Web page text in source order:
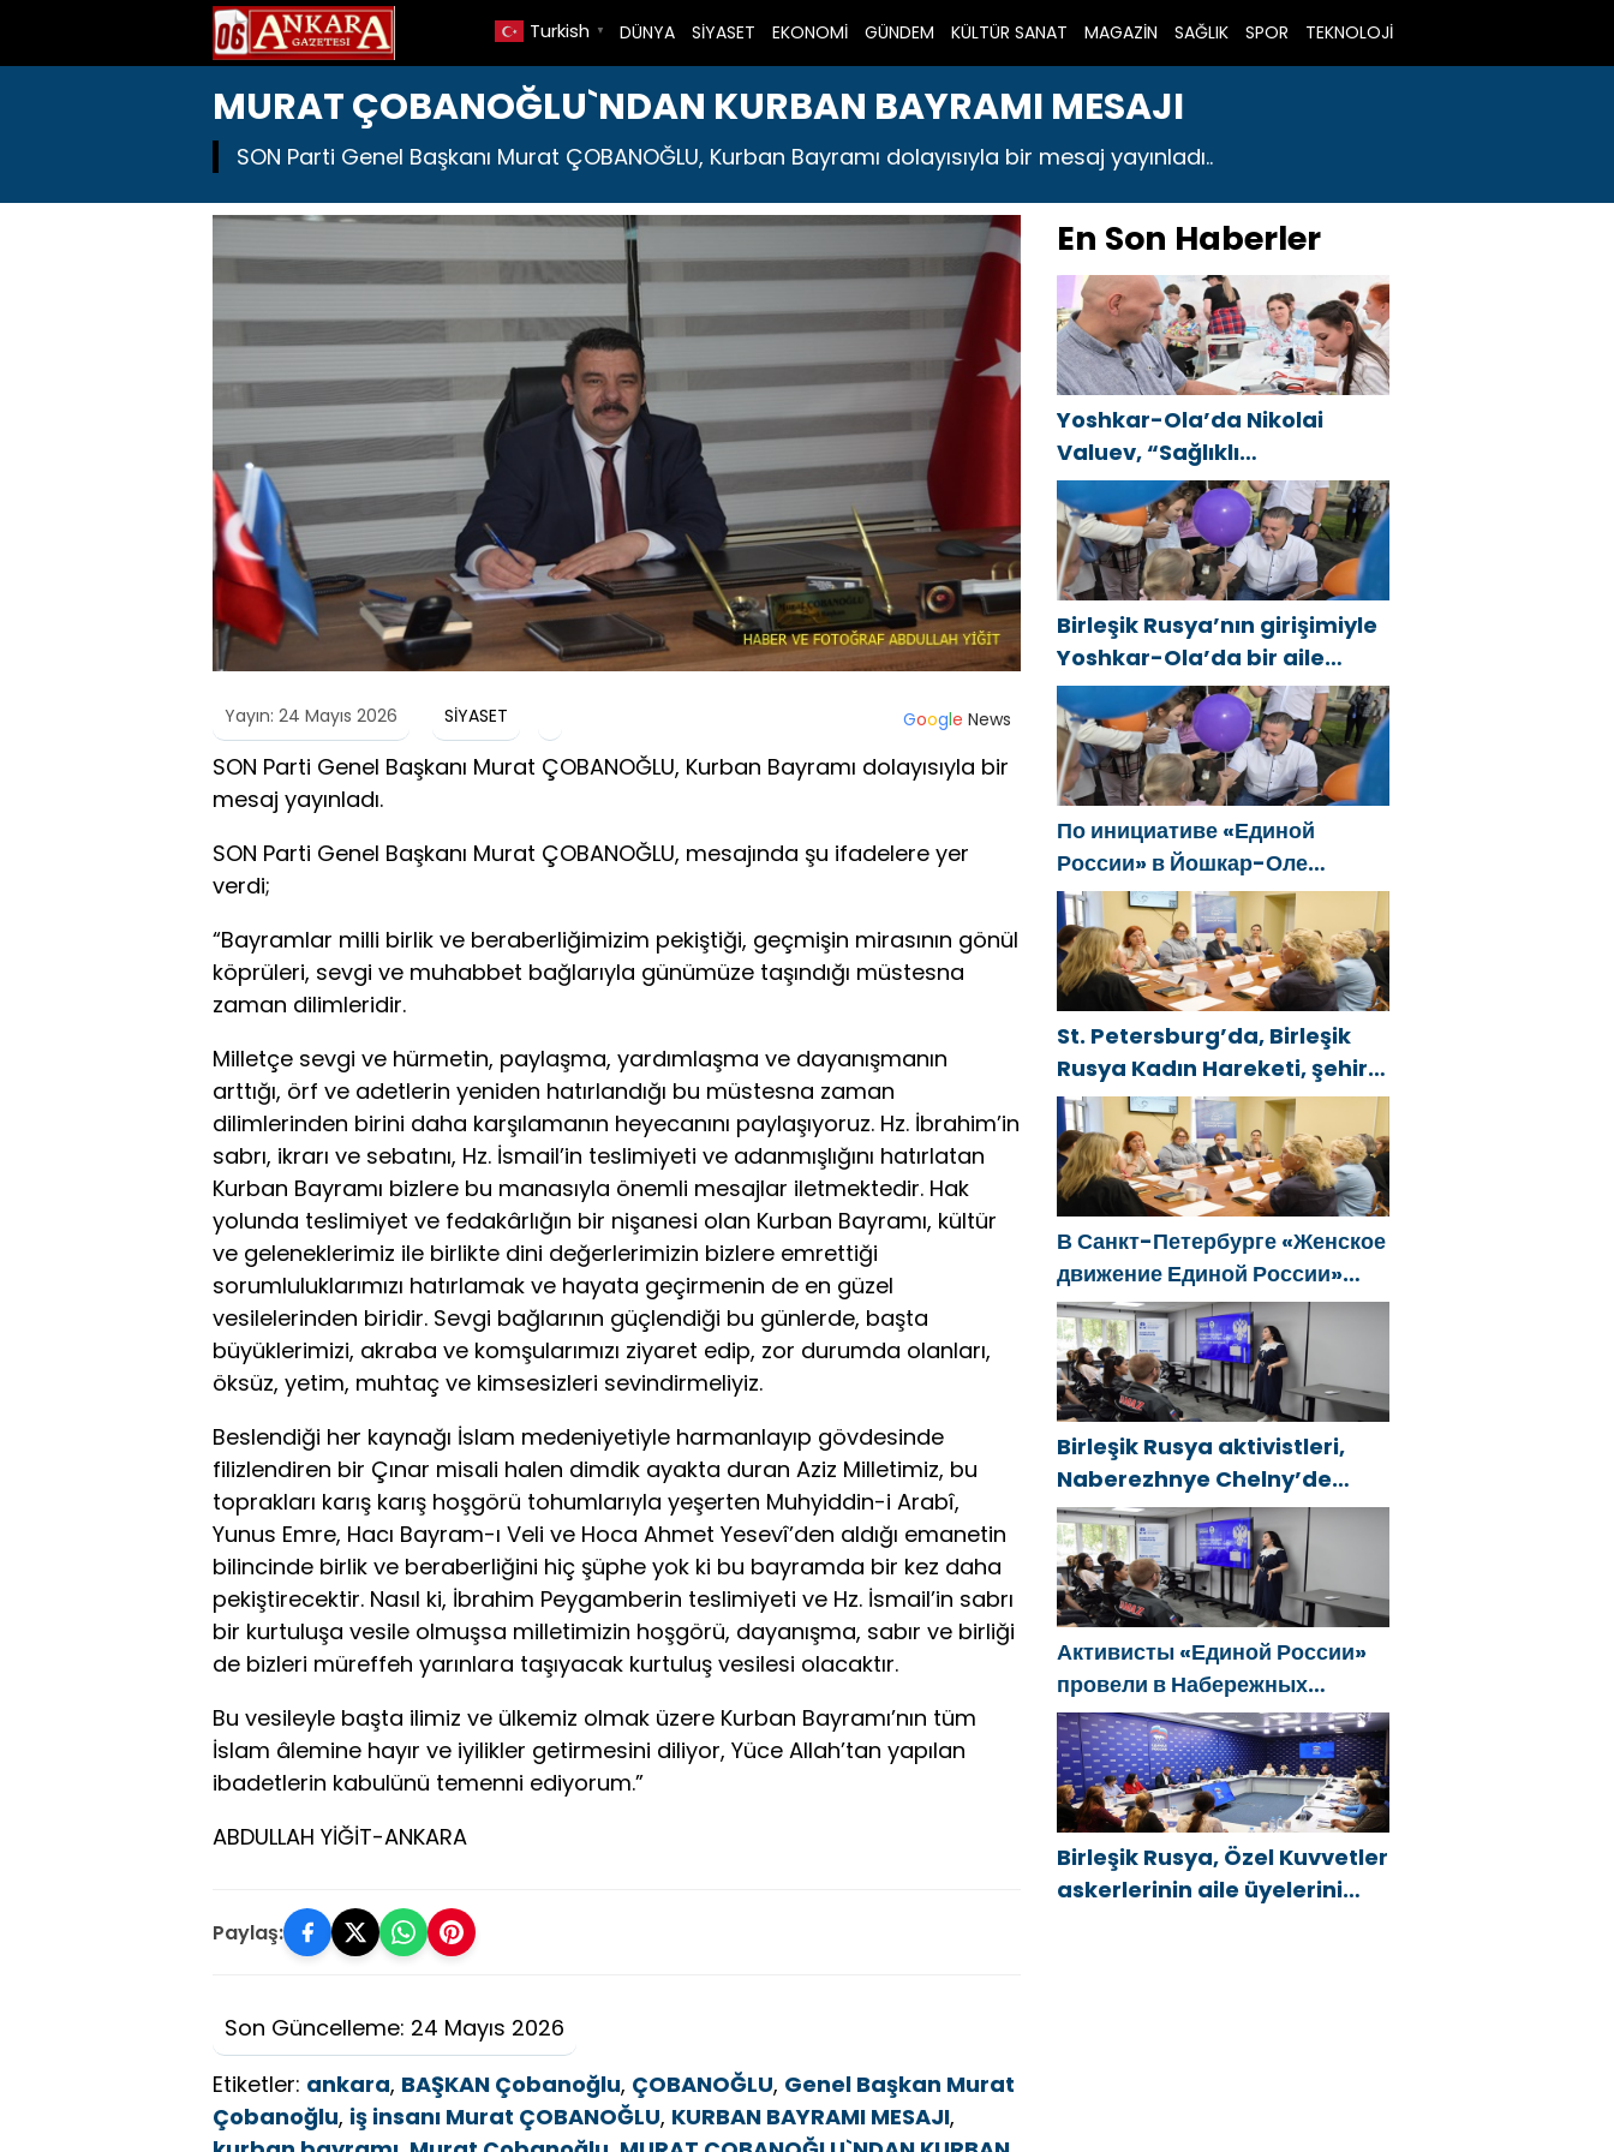
DÜNYA SİYASET EKONOMİ GÜNDEM KÜLTÜR SANAT MAGAZİN SAĞLIK SPOR TEKNOLOJİ
Turkish ▼
MURAT ÇOBANOĞLU`NDAN KURBAN BAYRAMI MESAJI
SON Parti Genel Başkanı Murat ÇOBANOĞLU, Kurban Bayramı dolayısıyla bir mesaj yayınladı..
Yayın: 24 Mayıs 2026 SİYASET Google News
SON Parti Genel Başkanı Murat ÇOBANOĞLU, Kurban Bayramı dolayısıyla bir
mesaj yayınladı.
SON Parti Genel Başkanı Murat ÇOBANOĞLU, mesajında şu ifadelere yer
verdi;
“Bayramlar milli birlik ve beraberliğimizim pekiştiği, geçmişin mirasının gönül
köprüleri, sevgi ve muhabbet bağlarıyla günümüze taşındığı müstesna
zaman dilimleridir.
Milletçe sevgi ve hürmetin, paylaşma, yardımlaşma ve dayanışmanın
arttığı, örf ve adetlerin yeniden hatırlandığı bu müstesna zaman
dilimlerinden birini daha karşılamanın heyecanını paylaşıyoruz. Hz. İbrahim’in
sabrı, ikrarı ve sebatını, Hz. İsmail’in teslimiyeti ve adanmışlığını hatırlatan
Kurban Bayramı bizlere bu manasıyla önemli mesajlar iletmektedir. Hak
yolunda teslimiyet ve fedakârlığın bir nişanesi olan Kurban Bayramı, kültür
ve geleneklerimiz ile birlikte dini değerlerimizin bizlere emrettiği
sorumluluklarımızı hatırlamak ve hayata geçirmenin de en güzel
vesilelerinden biridir. Sevgi bağlarının güçlendiği bu günlerde, başta
büyüklerimizi, akraba ve komşularımızı ziyaret edip, zor durumda olanları,
öksüz, yetim, muhtaç ve kimsesizleri sevindirmeliyiz.
Beslendiği her kaynağı İslam medeniyetiyle harmanlayıp gövdesinde
filizlendiren bir Çınar misali halen dimdik ayakta duran Aziz Milletimiz, bu
toprakları karış karış hoşgörü tohumlarıyla yeşerten Muhyiddin-i Arabî,
Yunus Emre, Hacı Bayram-ı Veli ve Hoca Ahmet Yesevî’den aldığı emanetin
bilincinde birlik ve beraberliğini hiç şüphe yok ki bu bayramda bir kez daha
pekiştirecektir. Nasıl ki, İbrahim Peygamberin teslimiyeti ve Hz. İsmail’in sabrı
bir kurtuluşa vesile olmuşsa milletimizin hoşgörü, dayanışma, sabır ve birliği
de bizleri müreffeh yarınlara taşıyacak kurtuluş vesilesi olacaktır.
Bu vesileyle başta ilimiz ve ülkemiz olmak üzere Kurban Bayramı’nın tüm
İslam âlemine hayır ve iyilikler getirmesini diliyor, Yüce Allah’tan yapılan
ibadetlerin kabulünü temenni ediyorum.”
ABDULLAH YİĞİT-ANKARA
Paylaş:
Son Güncelleme: 24 Mayıs 2026
Etiketler: ankara, BAŞKAN Çobanoğlu, ÇOBANOĞLU, Genel Başkan Murat
Çobanoğlu, iş insanı Murat ÇOBANOĞLU, KURBAN BAYRAMI MESAJI,
En Son Haberler
Yoshkar-Ola’da Nikolai
Valuev, “Sağlıklı
Cumhuriyet” projesiyle
tanıştı
Birleşik Rusya’nın girişimiyle
Yoshkar-Ola’da bir aile
festivali düzenlendi
По инициативе «Единой
России» в Йошкар-Оле
состоялся семейный
фестиваль
St. Petersburg’da, Birleşik
Rusya Kadın Hareketi, şehir
genelinde kadınlara yönelik
destek programlarının
geliştirilmesi için öneriler
hazırladı
В Санкт-Петербурге «Женское
движение Единой России»
сформировало предложения
по развитию городских
программ поддержки женщин
Birleşik Rusya aktivistleri,
Naberezhnye Chelny’de
genç KAMAZ uzmanları için
eğitim etkinlikleri düzenledi
Активисты «Единой России»
провели в Набережных
Челнах просветительские
мероприятия для молодых
специалистов КАМАЗа
Birleşik Rusya, Özel Kuvvetler
askerlerinin aile üyelerini